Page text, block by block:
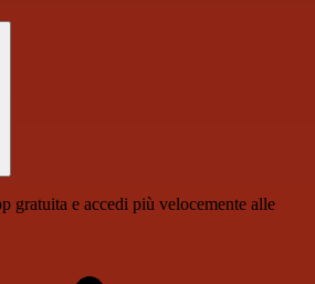
gratuita e accedi più velocemente alle